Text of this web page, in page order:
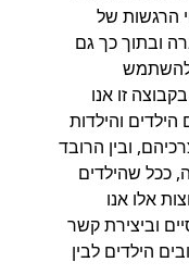
הרגשות של
ובתוך כך גם
להשתמש
זו אנו
הילדים והילדות
ובין הרובד
ככל שהילדים
אלו אנו
וביצירת קשר
הילדים לבין